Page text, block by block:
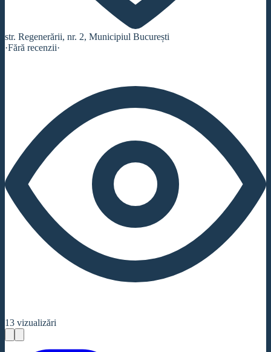
str. Regenerării, nr. 2, Municipiul București
·Fără recenzii·
13 vizualizări